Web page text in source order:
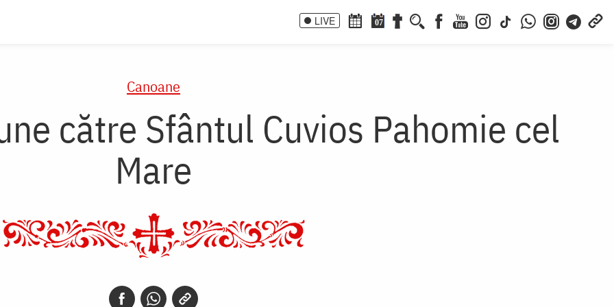
LIVE 07
Canoane
către Sfântul Cuvios Pahomie cel
Mare